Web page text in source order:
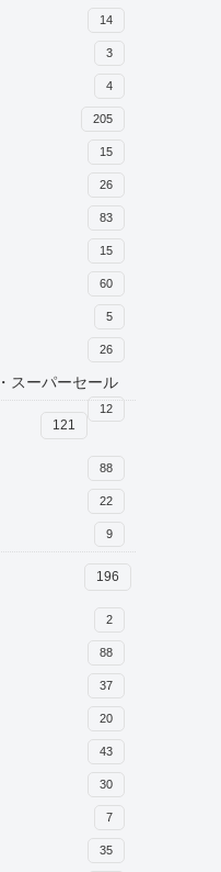
14
3
4
205
15
26
83
15
60
5
26
スーパーセール
12
121
88
22
9
196
2
88
37
20
43
30
7
35